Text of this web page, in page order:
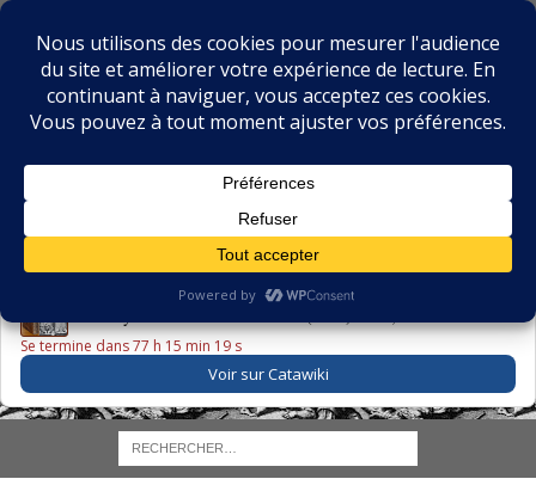
BIBLIOPHILIE.COM
LE BLOG DU BIBLIOPHILE, DES BIBLIOPHILES, DE LA
LE LIVRE DU JOUR
Se termine dans 77 h 15 min 18 s
Voir sur Catawiki